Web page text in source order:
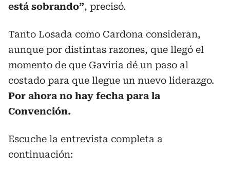
está sobrando”, precisó.
Tanto Losada como Cardona consideran,
aunque por distintas razones, que llegó el
momento de que Gaviria dé un paso al
costado para que llegue un nuevo liderazgo.
Por ahora no hay fecha para la
Convención.
Escuche la entrevista completa a
continuación: